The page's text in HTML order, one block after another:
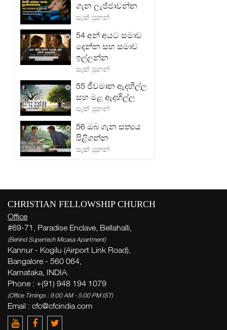
ගැන ලැජ්ජාවන්න
සැක් පූනන්
54 අන් අයට සමාව
දෙන්න සහ සමාව
ඉල්ලන්න
සැක් පූනන්
55 ජීවමාන ඇදහිල්ල
සහ මළ ඇදහිල්ල
සැක් පූනන්
56 ඔබ ගැන සත්‍යය
පිළිගන්න
සැක් පූනන්
CHRISTIAN FELLOWSHIP CHURCH
Office
#69-71, Paradise Enclave, Bellahalli,
(Behind Supertech Micasa Apartment)
Kannur - Kogilu (Airport Link Road),
Bangalore - 560 064,
Karnataka, INDIA.
Phone : +(91) 948 194 1079
(Office Timings : 9:00 AM - 5:00 PM IST)
Email : cfc@cfcindia.com